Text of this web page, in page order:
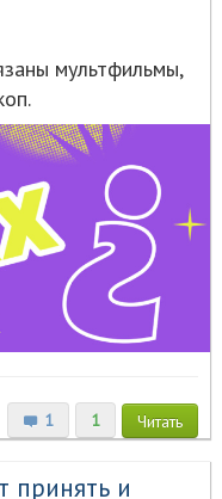
мультфильмы,
1 1 Читать
принять и